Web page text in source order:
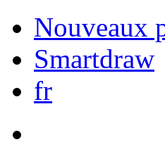
Nouveaux
Smartdraw
fr